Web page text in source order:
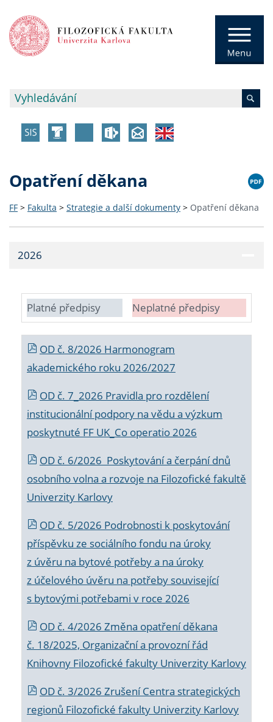
Opatření děkana
FF > Fakulta > Strategie a další dokumenty > Opatření děkana
2026
Platné předpisy Neplatné předpisy
OD č. 8/2026 Harmonogram
akademického roku 2026/2027
OD č. 7_2026 Pravidla pro rozdělení
institucionální podpory na vědu a výzkum
poskytnuté FF UK_Co operatio 2026
OD č. 6/2026 Poskytování a čerpání dnů
osobního volna a rozvoje na Filozofické fakultě
Univerzity Karlovy
OD č. 5/2026 Podrobnosti k poskytování
příspěvku ze sociálního fondu na úroky
z úvěru na bytové potřeby a na úroky
z účelového úvěru na potřeby související
s bytovými potřebami v roce 2026
OD č. 4/2026 Změna opatření děkana
č. 18/2025, Organizační a provozní řád
Knihovny Filozofické fakulty Univerzity Karlovy
OD č. 3/2026 Zrušení Centra strategických
regionů Filozofické fakulty Univerzity Karlovy